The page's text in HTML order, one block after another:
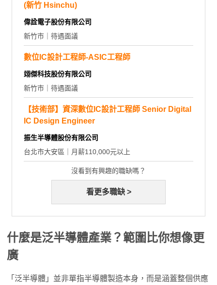
(新竹 Hsinchu)
偉詮電子股份有限公司
新竹市｜待遇面議
數位IC設計工程師-ASIC工程師
翊傑科技股份有限公司
新竹市｜待遇面議
【技術部】資深數位IC設計工程師 Senior Digital
IC Design Engineer
振生半導體股份有限公司
台北市大安區｜月薪110,000元以上
沒看到有興趣的職缺嗎？
看更多職缺 >
什麼是泛半導體產業？範圍比你想像更
廣
「泛半導體」並非單指半導體製造本身，而是涵蓋整個供應